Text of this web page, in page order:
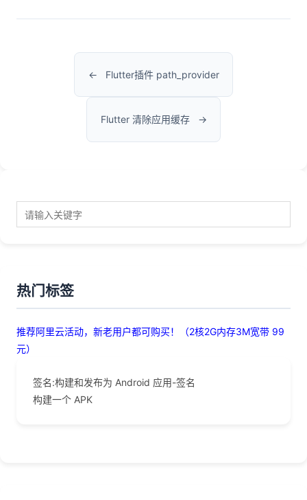
Flutter插件 path_provider
Flutter 清除应用缓存
热门标签
推荐阿里云活动，新老用户都可购买！（2核2G内存3M宽带 99
元）
签名:构建和发布为 Android 应用-签名
构建一个 APK